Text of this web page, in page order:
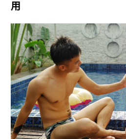
用